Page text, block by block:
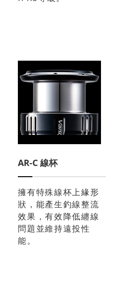
AR-C 線杯
擁有特殊線杯上緣形
狀，能產生釣線整流
效果，有效降低纏線
問題並維持遠投性
能。